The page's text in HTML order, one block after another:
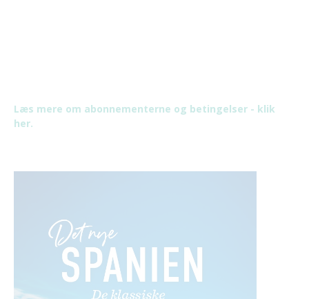
Læs mere om abonnementerne og betingelser - klik
her.